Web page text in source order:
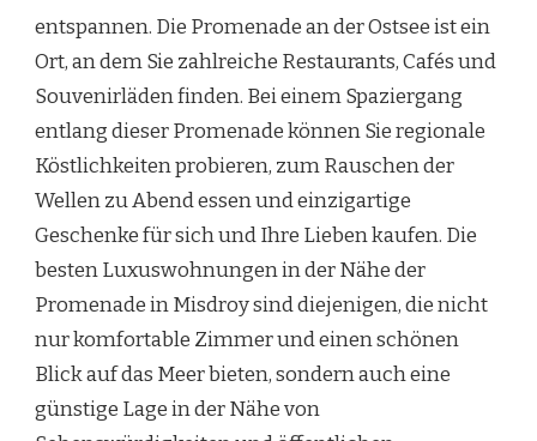
entspannen. Die Promenade an der Ostsee ist ein
Ort, an dem Sie zahlreiche Restaurants, Cafés und
Souvenirläden finden. Bei einem Spaziergang
entlang dieser Promenade können Sie regionale
Köstlichkeiten probieren, zum Rauschen der
Wellen zu Abend essen und einzigartige
Geschenke für sich und Ihre Lieben kaufen. Die
besten Luxuswohnungen in der Nähe der
Promenade in Misdroy sind diejenigen, die nicht
nur komfortable Zimmer und einen schönen
Blick auf das Meer bieten, sondern auch eine
günstige Lage in der Nähe von